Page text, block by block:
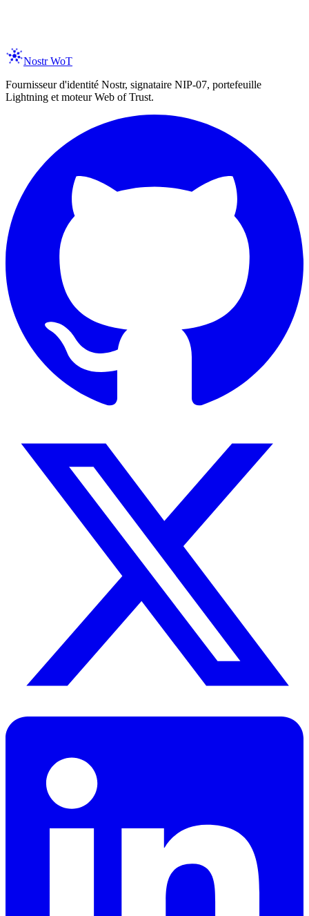
Nostr WoT
Fournisseur d'identité Nostr, signataire NIP-07, portefeuille
Lightning et moteur Web of Trust.